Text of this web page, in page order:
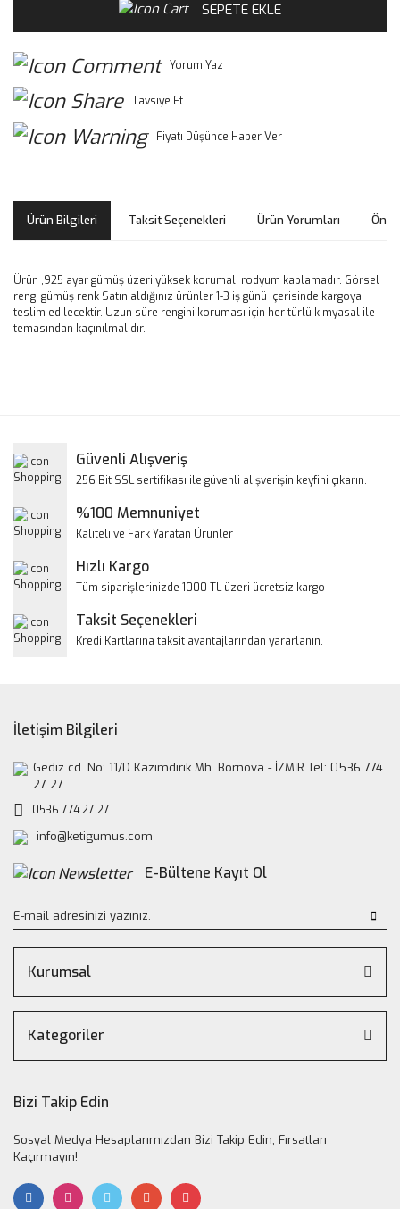
SEPETE EKLE
Yorum Yaz
Tavsiye Et
Fiyatı Düşünce Haber Ver
Ürün Bilgileri Taksit Seçenekleri Ürün Yorumları
Ürün ,925 ayar gümüş üzeri yüksek korumalı rodyum kaplamadır. Görsel
rengi gümüş renk Satın aldığınız ürünler 1-3 iş günü içerisinde kargoya
teslim edilecektir. Uzun süre rengini koruması için her türlü kimyasal ile
temasından kaçınılmalıdır.
Yorum Yaz
Ürün resmi kalitesiz, bozuk veya görüntülenemiyor.
Ürün bilgilerinde hatalar bulunuyor.
Bu ürüne benzer farklı alternatifler olmalı.
Güvenli Alışveriş
256 Bit SSL sertifikası ile güvenli alışverişin keyfini çıkarın.
%100 Memnuniyet
Kaliteli ve Fark Yaratan Ürünler
Hızlı Kargo
Tüm siparişlerinizde 1000 TL üzeri ücretsiz kargo
Taksit Seçenekleri
Kredi Kartlarına taksit avantajlarından yararlanın.
İletişim Bilgileri
Gediz cd. No: 11/D Kazımdirik Mh. Bornova - İZMİR Tel: 0536 774
27 27
0536 774 27 27
info@ketigumus.com
E-Bültene Kayıt Ol
Kurumsal
Kategoriler
Bizi Takip Edin
Sosyal Medya Hesaplarımızdan Bizi Takip Edin, Fırsatları
Kaçırmayın!